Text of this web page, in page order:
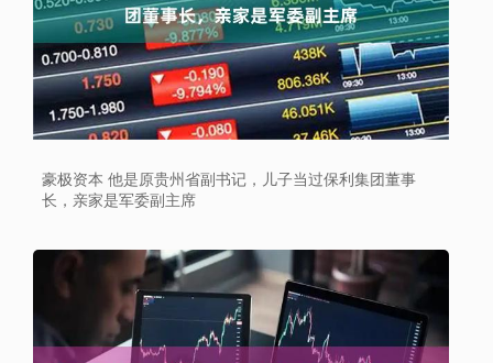
豪极资本 他是原贵州省副书记，儿子当过保利集团董事
长，亲家是军委副主席